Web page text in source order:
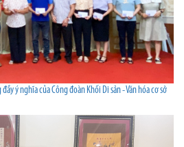
ý nghĩa của Công đoàn Khối Di sản - Văn hóa cơ sở